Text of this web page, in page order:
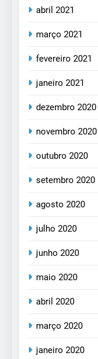
abril 2021
março 2021
fevereiro 2021
janeiro 2021
dezembro 2020
novembro 2020
outubro 2020
setembro 2020
agosto 2020
julho 2020
junho 2020
maio 2020
abril 2020
março 2020
janeiro 2020